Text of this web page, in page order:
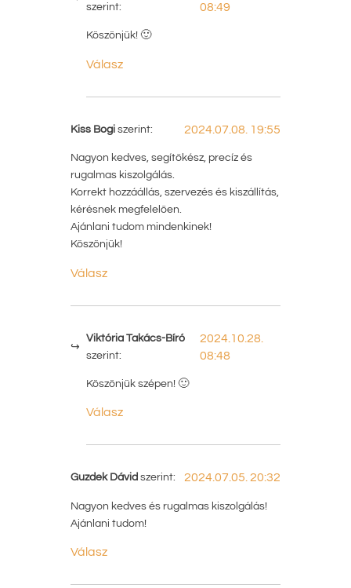
szerint:
08:49
Köszönjük! 🙂
Válasz
Kiss Bogi szerint: 2024.07.08. 19:55
Nagyon kedves, segítőkész, precíz és
rugalmas kiszolgálás.
Korrekt hozzáállás, szervezés és kiszállítás,
kérésnek megfelelően.
Ajánlani tudom mindenkinek!
Köszönjük!
Válasz
Viktória Takács-Bíró
szerint:
2024.10.28.
08:48
Köszönjük szépen! 🙂
Válasz
Guzdek Dávid szerint: 2024.07.05. 20:32
Nagyon kedves és rugalmas kiszolgálás!
Ajánlani tudom!
Válasz